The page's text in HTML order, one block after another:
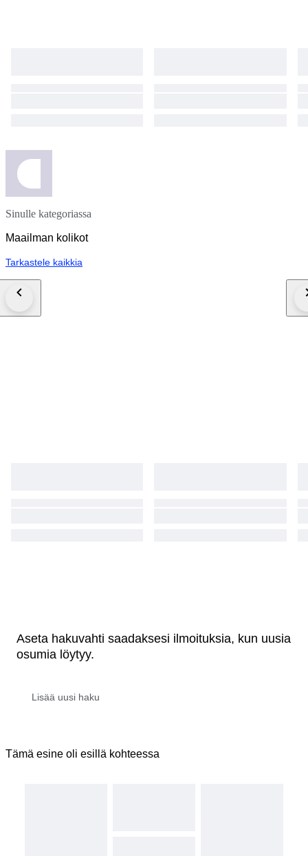
Sinulle kategoriassa
Maailman kolikot
Tarkastele kaikkia
Aseta hakuvahti saadaksesi ilmoituksia, kun uusia
osumia löytyy.
Tämä esine oli esillä kohteessa